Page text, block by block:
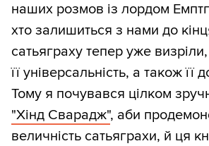
наших розмов із лордом
хто залишиться з нами до
сатьяграху тепер уже
її універсальність, а також її
Тому я почувався цілком
"Хінд Сварадж", аби
величність сатьяграхи, й ця